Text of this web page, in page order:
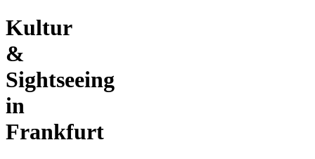
Kultur
&
Sightseeing
in
Frankfurt